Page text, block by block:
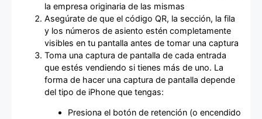
la empresa originaria de las mismas
Asegúrate de que el código QR, la sección, la fila
y los números de asiento estén completamente
visibles en tu pantalla antes de tomar una captura
Toma una captura de pantalla de cada entrada
que estés vendiendo si tienes más de uno. La
forma de hacer una captura de pantalla depende
del tipo de iPhone que tengas:
Presiona el botón de retención (o encendido